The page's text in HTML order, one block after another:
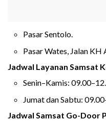
Pasar Sentolo.
Pasar Wates, Jalan KH
Jadwal Layanan Samsat
Senin–Kamis:
Jumat dan Sabtu:
Jadwal Samsat Go-Door